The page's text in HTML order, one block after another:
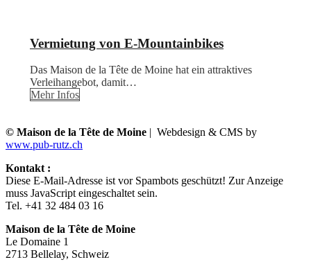
Vermietung von E-Mountainbikes
Das Maison de la Tête de Moine hat ein attraktives
Verleihangebot, damit…
Mehr Infos
© Maison de la Tête de Moine | Webdesign & CMS by
www.pub-rutz.ch
Kontakt :
Diese E-Mail-Adresse ist vor Spambots geschützt! Zur Anzeige
muss JavaScript eingeschaltet sein.
Tel. +41 32 484 03 16
Maison de la Tête de Moine
Le Domaine 1
2713 Bellelay, Schweiz